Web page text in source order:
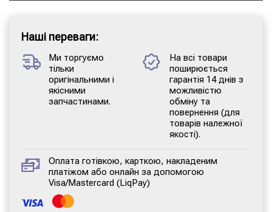
Наші переваги:
Ми торгуємо
тільки
оригінальними і
якісними
запчастинами.
На всі товари
поширюється
гарантія 14 днів з
можливістю
обміну та
повернення (для
товарів належної
якості).
Оплата готівкою, карткою, накладеним
платіжом або онлайн за допомогою
Visa/Mastercard (LiqPay)